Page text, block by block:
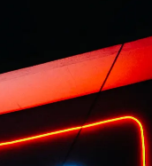
鍵配搭出三餸一湯的完美
立